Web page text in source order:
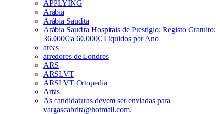
APPLYING
Arabia
Arábia Saudita
Arábia Saudita Hospitais de Prestígio; Registo Gratuito;
36.000€ a 60.000€ Líquidos por Ano
areas
arredores de Londres
ARS
ARSLVT
ARSLVT Ortopedia
Artas
As candidaturas devem ser enviadas para
vargascabrita@hotmail.com.